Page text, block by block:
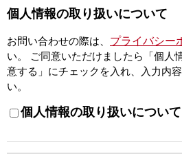
個人情報の取り扱いについて
お問い合わせの際は、 プライバシー
い。
ご同意いただけましたら「個人
意する」にチェックを入れ、入力内
い。
個人情報の取り扱いについ